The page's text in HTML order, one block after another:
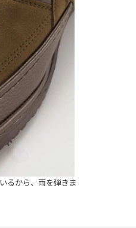
から、雨を弾きま